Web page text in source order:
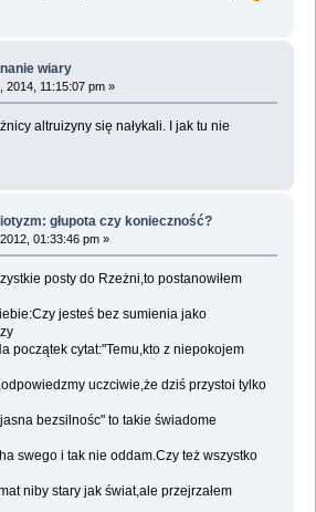
wiary
2014, 11:15:07 pm »
altruizyny się nałykali. I jak tu nie
głupota czy konieczność?
01:33:46 pm »
posty do Rzeżni,to postanowiłem
jesteś bez sumienia jako
początek cytat:"Temu,kto z niepokojem
uczciwie,że dziś przystoi tylko
bezsilnośc" to takie świadome
swego i tak nie oddam.Czy też wszystko
niby stary jak świat,ale przejrzałem